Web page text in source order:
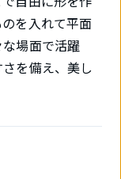
を入れて平面
場面で活躍
を備え、美し